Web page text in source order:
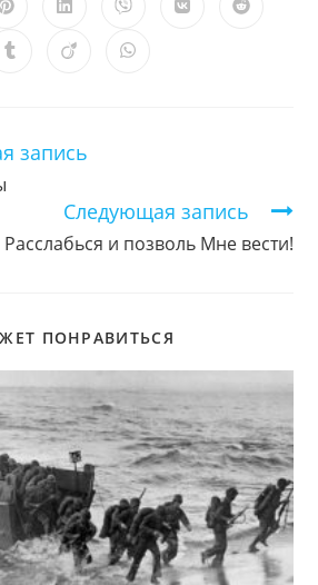
Открывается
в
новом
Открывается
новом
Открывается
новом
Открывается
Открывается
ОткрываетсяОткрывается
запись
Следующая запись
Расслабься и позволь Мне вести!
ПОНРАВИТЬСЯ